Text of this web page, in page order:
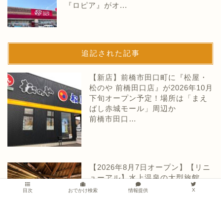
『ロピア』がオ...
追記された記事
【新店】前橋市田口町に『松屋・
松のや 前橋田口店』が2026年10月
下旬オープン予定！場所は「まえ
ばし赤城モール」周辺か
前橋市田口…
【2026年8月7日オープン】【リニ
ューアル】水上温泉の大型旅館
『松乃井』が大江戸温泉物語
目次 おでかけ検索 情報提供 X